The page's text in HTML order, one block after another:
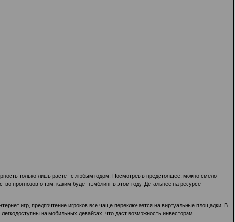
только лишь растет с любым годом. Посмотрев в предстоящее, можно смело
прогнозов о том, каким будет гэмблинг в этом году. Детальнее на ресурсе
игр, предпочтение игроков все чаще переключается на виртуальные площадки. В
на мобильных девайсах, что даст возможность инвесторам